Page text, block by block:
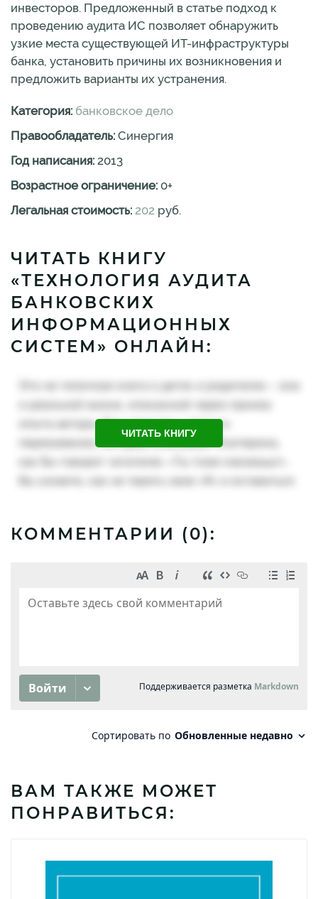
инвесторов. Предложенный в статье подход к
проведению аудита ИС позволяет обнаружить
узкие места существующей ИТ-инфраструктуры
банка, установить причины их возникновения и
предложить варианты их устранения.
Категория: банковское дело
Правообладатель: Синергия
Год написания: 2013
Возрастное ограничение: 0+
Легальная стоимость: 202 руб.
ЧИТАТЬ КНИГУ
«ТЕХНОЛОГИЯ АУДИТА
БАНКОВСКИХ
ИНФОРМАЦИОННЫХ
СИСТЕМ» ОНЛАЙН:
ЧИТАТЬ КНИГУ
КОММЕНТАРИИ (0):
ВАМ ТАКЖЕ МОЖЕТ
ПОНРАВИТЬСЯ: